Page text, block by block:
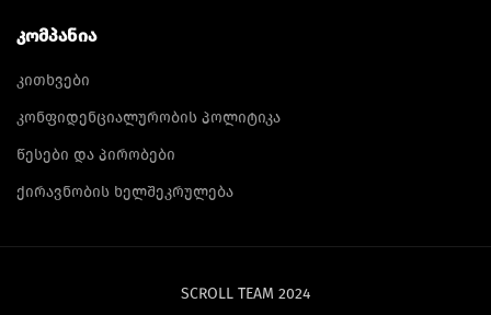
ᲙᲝᲛᲞᲐᲜᲘᲐ
კითხვები
კონფიდენციალურობის პოლიტიკა
წესები და პირობები
ქირავნობის ხელშეკრულება
SCROLL TEAM 2024